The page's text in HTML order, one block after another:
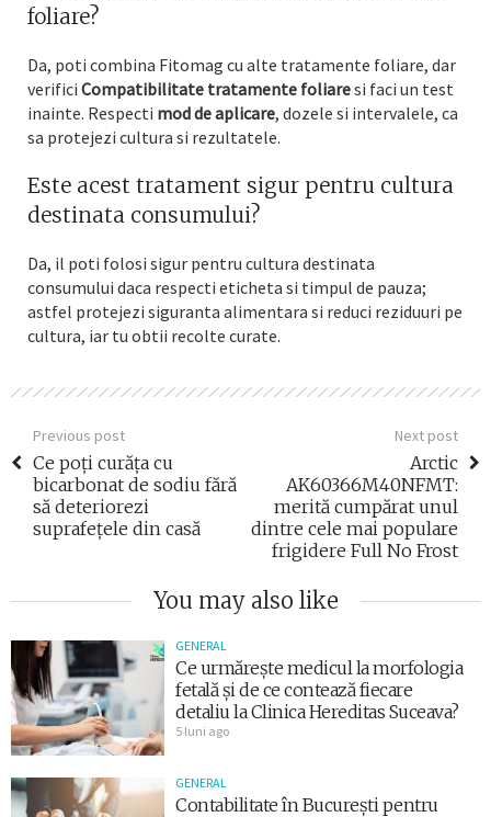
foliare?
Da, poti combina Fitomag cu alte tratamente foliare, dar
verifici Compatibilitate tratamente foliaresi faci un test
inainte. Respecti mod de aplicare, dozele si intervalele, ca
sa protejezi cultura si rezultatele.
Este acest tratament sigur pentru cultura
destinata consumului?
Da, il poti folosi sigur pentru cultura destinata
consumului daca respecti eticheta si timpul de pauza;
astfel protejezi siguranta alimentara si reduci reziduuri pe
cultura, iar tu obtii recolte curate.
Previous post
Ce poți curăța cu
bicarbonat de sodiu fără
să deteriorezi
suprafețele din casă
Next post
Arctic
AK60366M40NFMT:
merită cumpărat unul
dintre cele mai populare
frigidere Full No Frost
You may also like
GENERAL
Ce urmărește medicul la morfologia
fetală și de ce contează fiecare
detaliu la Clinica Hereditas Suceava?
5 luni ago
GENERAL
Contabilitate în București pentru